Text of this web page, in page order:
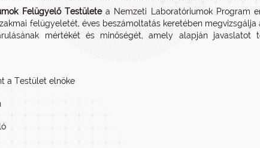
Felügyelő Testületea Nemzeti Laboratóriumok Program
felügyeletét, éves beszámoltatás keretében
mértékét és minőségét, amely alapján javaslatot
a Testület elnöke